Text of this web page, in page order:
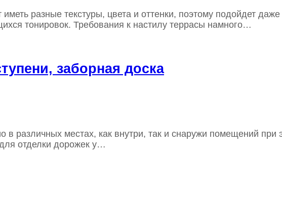
разные текстуры, цвета и оттенки, поэтому подойдет
тонировок. Требования к настилу террасы намного…
заборная доска
в различных местах, как внутри, так и снаружи помещений
отделки дорожек у…